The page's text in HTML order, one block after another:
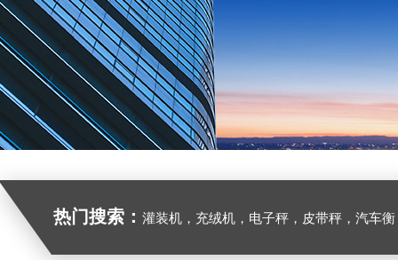
热门搜索： 灌装机，充绒机，电子秤，皮带秤，汽车